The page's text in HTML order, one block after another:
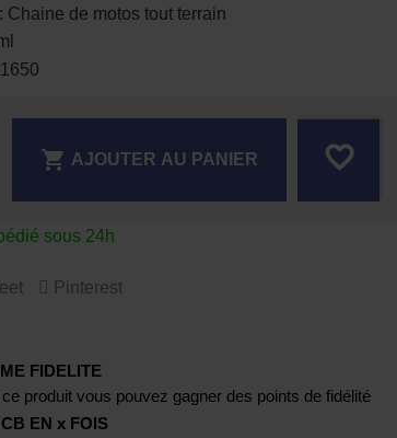
Chaine de motos tout terrain
 AJOUTER AU PANIER favorite_border
sous 24h
Pinterest
FIDELITE
produit vous pouvez gagner des points de fidélité
EN x FOIS